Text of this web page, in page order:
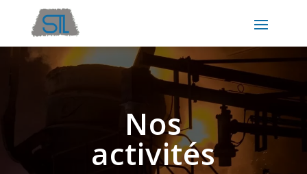
Nos
activités